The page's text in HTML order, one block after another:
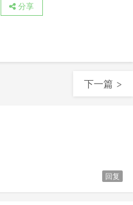
分享
下一篇 >
回复